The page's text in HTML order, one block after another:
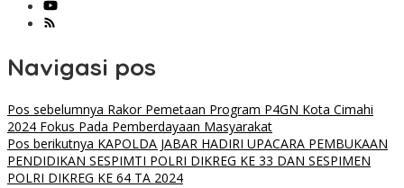
Navigasi pos
Pos sebelumnya Rakor Pemetaan Program P4GN Kota Cimahi
2024 Fokus Pada Pemberdayaan Masyarakat
Pos berikutnya KAPOLDA JABAR HADIRI UPACARA PEMBUKAAN
PENDIDIKAN SESPIMTI POLRI DIKREG KE 33 DAN SESPIMEN
POLRI DIKREG KE 64 TA 2024